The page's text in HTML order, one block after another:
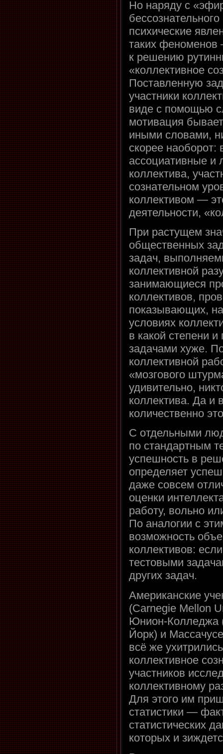
Но наряду с
психические
таких феноменов
к решению
«коллективное
Поставленную
участники
виде с помощью
мотивация
иными словами,
скорее
ассоциативные и
коллектива,
сознательном
коллективом —
деятельности,
При растущем
общественных
задач,
коллективной
занимающиеся
коллективов,
показывающих,
условиях
в какой степени
задачами хуже.
коллективной
«мозгового
удивительно,
коллектива. Да и
количественно
С отдельными
по стандартным
успешность в
определяет
даже совсем
оценки
работу, вольно
По аналогии с
возможность
коллективов:
тестовыми
других задач.
Американские
(Carnegie Mellon
Юнион-Колледжа
Йорк) и
всё же
коллективное
участников
коллективному
Для этого им
статистики —
статистических
которых и